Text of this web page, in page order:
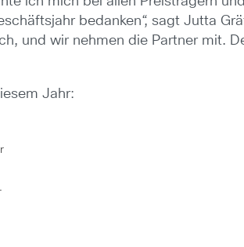
bedanken“, sagt Jutta
und wir nehmen die Partner mit.
Jahr: